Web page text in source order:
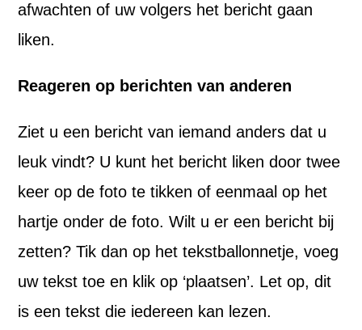
afwachten of uw volgers het bericht gaan
liken.
Reageren op berichten van anderen
Ziet u een bericht van iemand anders dat u
leuk vindt? U kunt het bericht liken door twee
keer op de foto te tikken of eenmaal op het
hartje onder de foto. Wilt u er een bericht bij
zetten? Tik dan op het tekstballonnetje, voeg
uw tekst toe en klik op ‘plaatsen’. Let op, dit
is een tekst die iedereen kan lezen.